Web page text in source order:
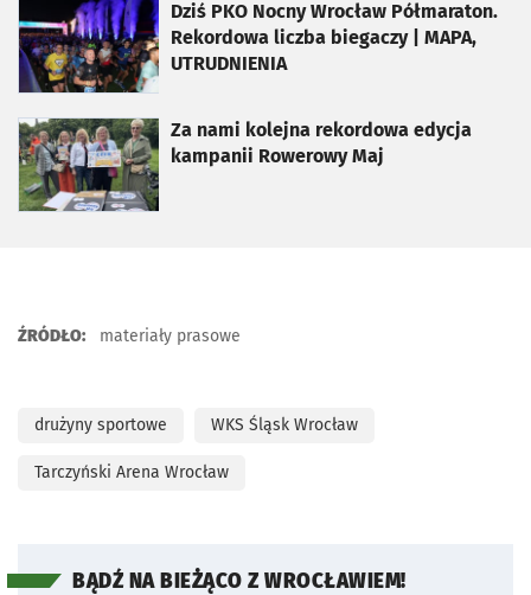
Dziś PKO Nocny Wrocław Półmaraton.
Rekordowa liczba biegaczy | MAPA,
UTRUDNIENIA
otworzy się w nowej karcie
Za nami kolejna rekordowa edycja
kampanii Rowerowy Maj
otworzy się w nowej karcie
ŹRÓDŁO: materiały prasowe
drużyny sportowe WKS Śląsk Wrocław
Tarczyński Arena Wrocław
BĄDŹ NA BIEŻĄCO Z WROCŁAWIEM!